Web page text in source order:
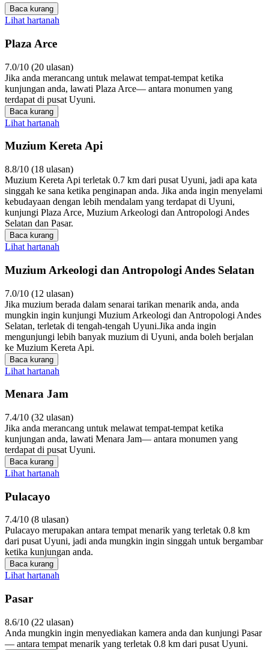
Baca kurang
Lihat hartanah
Plaza Arce
7.0/10 (20 ulasan)
Jika anda merancang untuk melawat tempat-tempat ketika
kunjungan anda, lawati Plaza Arce— antara monumen yang
terdapat di pusat Uyuni.
Baca kurang
Lihat hartanah
Muzium Kereta Api
8.8/10 (18 ulasan)
Muzium Kereta Api terletak 0.7 km dari pusat Uyuni, jadi apa kata
singgah ke sana ketika penginapan anda. Jika anda ingin menyelami
kebudayaan dengan lebih mendalam yang terdapat di Uyuni,
kunjungi Plaza Arce, Muzium Arkeologi dan Antropologi Andes
Selatan dan Pasar.
Baca kurang
Lihat hartanah
Muzium Arkeologi dan Antropologi Andes Selatan
7.0/10 (12 ulasan)
Jika muzium berada dalam senarai tarikan menarik anda, anda
mungkin ingin kunjungi Muzium Arkeologi dan Antropologi Andes
Selatan, terletak di tengah-tengah Uyuni.Jika anda ingin
mengunjungi lebih banyak muzium di Uyuni, anda boleh berjalan
ke Muzium Kereta Api.
Baca kurang
Lihat hartanah
Menara Jam
7.4/10 (32 ulasan)
Jika anda merancang untuk melawat tempat-tempat ketika
kunjungan anda, lawati Menara Jam— antara monumen yang
terdapat di pusat Uyuni.
Baca kurang
Lihat hartanah
Pulacayo
7.4/10 (8 ulasan)
Pulacayo merupakan antara tempat menarik yang terletak 0.8 km
dari pusat Uyuni, jadi anda mungkin ingin singgah untuk bergambar
ketika kunjungan anda.
Baca kurang
Lihat hartanah
Pasar
8.6/10 (22 ulasan)
Anda mungkin ingin menyediakan kamera anda dan kunjungi Pasar
— antara tempat menarik yang terletak 0.8 km dari pusat Uyuni.